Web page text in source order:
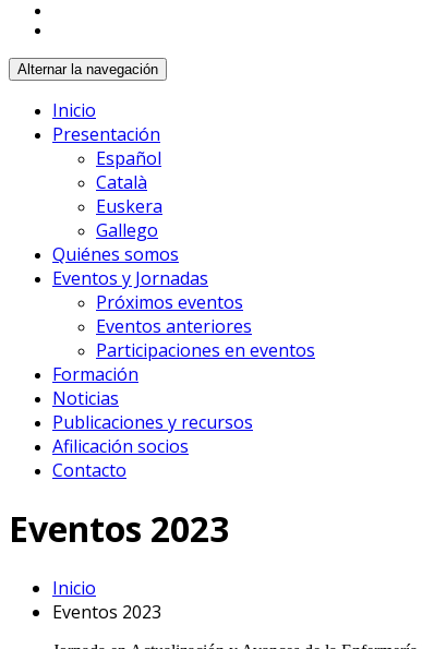
Alternar la navegación
Inicio
Presentación
Español
Català
Euskera
Gallego
Quiénes somos
Eventos y Jornadas
Próximos eventos
Eventos anteriores
Participaciones en eventos
Formación
Noticias
Publicaciones y recursos
Afilicación socios
Contacto
Eventos 2023
Inicio
Eventos 2023